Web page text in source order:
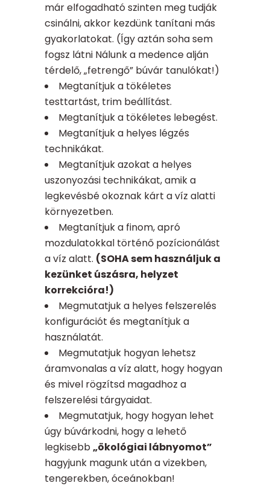
már elfogadható szinten meg tudják
csinálni, akkor kezdünk tanítani más
gyakorlatokat. (Így aztán soha sem
fogsz látni Nálunk a medence alján
térdelő, „fetrengő” búvár tanulókat!)
Megtanítjuk a tökéletes
testtartást, trim beállítást.
Megtanítjuk a tökéletes lebegést.
Megtanítjuk a helyes légzés
technikákat.
Megtanítjuk azokat a helyes
uszonyozási technikákat, amik a
legkevésbé okoznak kárt a víz alatti
környezetben.
Megtanítjuk a finom, apró
mozdulatokkal történő pozícionálást
a víz alatt. (SOHA sem használjuk a
kezünket úszásra, helyzet
korrekcióra!)
Megmutatjuk a helyes felszerelés
konfigurációt és megtanítjuk a
használatát.
Megmutatjuk hogyan lehetsz
áramvonalas a víz alatt, hogy hogyan
és mivel rögzítsd magadhoz a
felszerelési tárgyaidat.
Megmutatjuk, hogy hogyan lehet
úgy búvárkodni, hogy a lehető
legkisebb„ökológiai lábnyomot”
hagyjunk magunk után a vizekben,
tengerekben, óceánokban!